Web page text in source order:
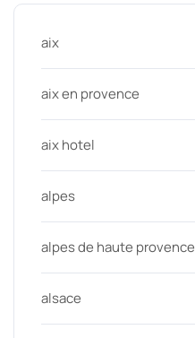
aix
aix en provence
aix hotel
alpes
alpes de haute provence
alsace